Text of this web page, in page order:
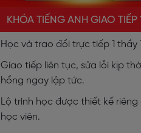
KHÓA TIẾNG ANH GIAO TIẾP
Học và trao đổi trực tiếp 1 thầy
Giao tiếp liên tục, sửa lỗi kịp
hổng ngay lập tức.
Lộ trình học được thiết kế
học viên.